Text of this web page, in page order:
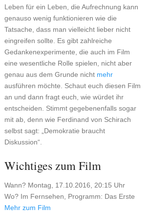
Leben für ein Leben, die Aufrechnung kann
genauso wenig funktionieren wie die
Tatsache, dass man vielleicht lieber nicht
eingreifen sollte. Es gibt zahlreiche
Gedankenexperimente, die auch im Film
eine wesentliche Rolle spielen, nicht aber
genau aus dem Grunde nicht mehr
ausführen möchte. Schaut euch diesen Film
an und dann fragt euch, wie würdet ihr
entscheiden. Stimmt gegebenenfalls sogar
mit ab, denn wie Ferdinand von Schirach
selbst sagt: „Demokratie braucht
Diskussion“.
Wichtiges zum Film
Wann? Montag, 17.10.2016, 20:15 Uhr
Wo? Im Fernsehen, Programm: Das Erste
Mehr zum Film